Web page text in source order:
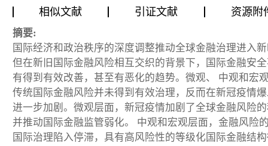
相似文献
引证文献 资源附
摘要:
国际经济和政治秩序的深度调整推动全球金融治理进入
但在新旧国际金融风险相互交织的背景下，国际金融安
有得到有效改善，甚至有恶化的趋势。微观、 中观和宏
传统国际金融风险并未得到有效治理，反而在新冠疫情
进一步加剧。微观层面，新冠疫情加剧了全球金融风险
并推动国际金融监管弱化。 中观和宏观层面，金融风险
国际治理陷入停滞，具有高风险性的等级化国际金融结